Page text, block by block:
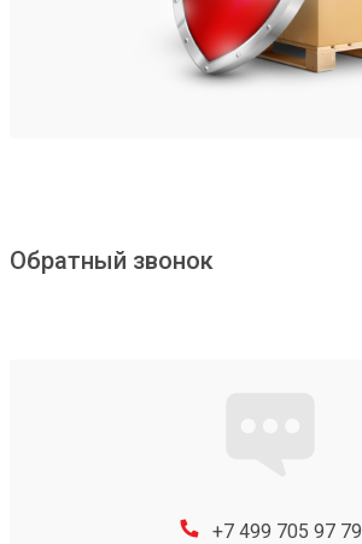
Обратный звонок
+7 499 705 97 79